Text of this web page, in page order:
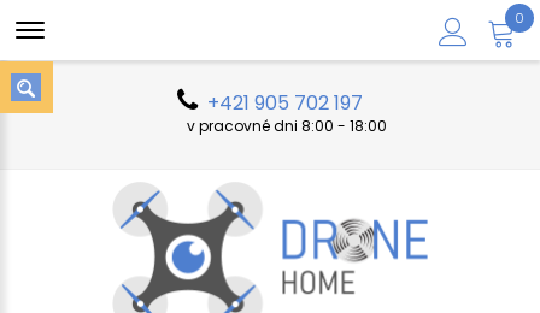
+421 905 702 197
v pracovné dni 8:00 - 18:00
0